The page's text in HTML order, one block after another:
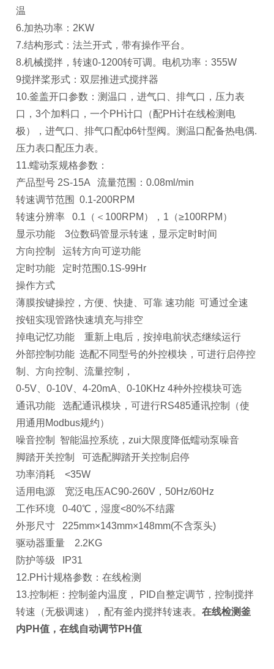
温
6.加热功率：2KW
7.结构形式：法兰开式，带有操作平台。
8.机械搅拌，转速0-1200转可调。电机功率：355W
9搅拌桨形式：双层推进式搅拌器
10.釜盖开口参数：测温口，进气口、排气口，压力表
口，3个加料口，一个PH计口（配PH计在线检测电
极），进气口、排气口配ф6针型阀。测温口配备热电偶.
压力表口配压力表。
11.蠕动泵规格参数：
产品型号 2S-15A 流量范围：0.08ml/min
转速调节范围 0.1-200RPM
转速分辨率 0.1（＜100RPM），1（≥100RPM）
显示功能 3位数码管显示转速，显示定时时间
方向控制 运转方向可逆功能
定时功能 定时范围0.1S-99Hr
操作方式
薄膜按键操控，方便、快捷、可靠 速功能 可通过全速
按钮实现管路快速填充与排空
掉电记忆功能 重新上电后，按掉电前状态继续运行
外部控制功能 选配不同型号的外控模块，可进行启停控
制、方向控制、流量控制，
0-5V、0-10V、4-20mA、0-10KHz 4种外控模块可选
通讯功能 选配通讯模块，可进行RS485通讯控制（使
用通用Modbus规约）
噪音控制 智能温控系统，zui大限度降低蠕动泵噪音
脚踏开关控制 可选配脚踏开关控制启停
功率消耗 <35W
适用电源 宽泛电压AC90-260V，50Hz/60Hz
工作环境 0-40℃，湿度<80%不结露
外形尺寸 225mm×143mm×148mm(不含泵头)
驱动器重量 2.2KG
防护等级 IP31
12.PH计规格参数：在线检测
13.控制柜：控制釜内温度， PID自整定调节，控制搅拌
转速（无极调速），配有釜内搅拌转速表。在线检测釜
内PH值，在线自动调节PH值